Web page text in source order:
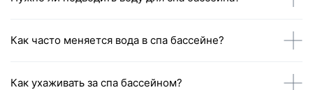
Как часто меняется вода в спа бассейне?
Как ухаживать за спа бассейном?